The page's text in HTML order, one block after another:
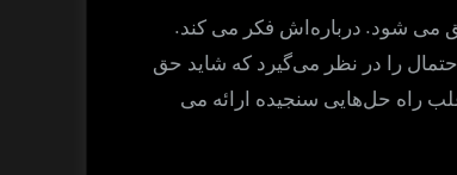
می شود. درباره‌اش فکر می کند.
را در نظر می‌گیرد که شاید حق
راه حل‌هایی سنجیده ارائه می